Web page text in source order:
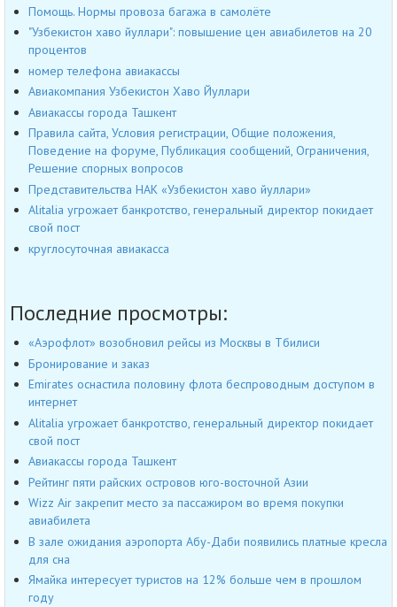
Помощь. Нормы провоза багажа в самолёте
"Узбекистон хаво йуллари": повышение цен авиабилетов на 20
процентов
номер телефона авиакассы
Авиакомпания Узбекистон Хаво Йуллари
Авиакассы города Ташкент
Правила сайта, Условия регистрации, Общие положения,
Поведение на форуме, Публикация сообщений, Ограничения,
Решение спорных вопросов
Представительства НАК «Узбекистон хаво йуллари»
Alitalia угрожает банкротство, генеральный директор покидает
свой пост
круглосуточная авиакасса
Последние просмотры:
«Аэрофлот» возобновил рейсы из Москвы в Тбилиси
Бронирование и заказ
Emirates оснастила половину флота беспроводным доступом в
интернет
Alitalia угрожает банкротство, генеральный директор покидает
свой пост
Авиакассы города Ташкент
Рейтинг пяти райских островов юго-восточной Азии
Wizz Air закрепит место за пассажиром во время покупки
авиабилета
В зале ожидания аэропорта Абу-Даби появились платные кресла
для сна
Ямайка интересует туристов на 12% больше чем в прошлом
году